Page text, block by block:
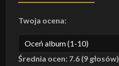
Twoja ocena:
Średnia ocen: 7.6 (9 głosów)